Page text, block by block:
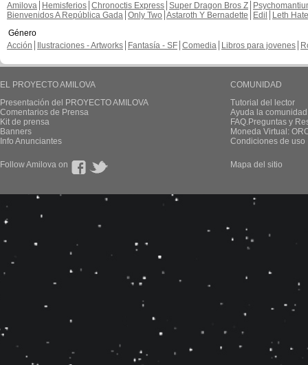
Amilova
Hemisferios Chronoctis Express Super Dragon Bros Z
Bienvenidos A República Gada Only Two Astaroth Y Bernadette Edil
Leth Hate
Género
Acción
Ilustraciones - Artworks Fantasía - SF Comedia Libros para jovenes
EL PROYECTO AMILOVA
Presentación del PROYECTO AMILOVA
Comentarios de Prensa
Kit de prensa
Banners
Info Anunciantes
COMUNIDAD
Tutorial del lector
Ayuda la
FAQ.Preguntas y
Moneda Virtual:
Condiciones de uso
Follow Amilova on Mapa del sitio